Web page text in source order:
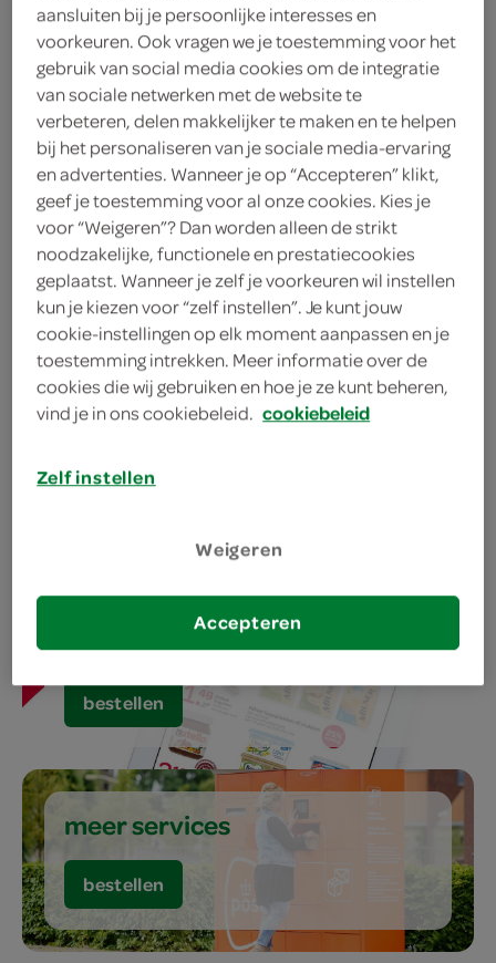
verse broodjes, wraps, snacks
& salades
bestellen
pizza's
bestellen
aanbiedingen
bestellen
meer services
bestellen
aansluiten bij je persoonlijke interesses en
voorkeuren. Ook vragen we je toestemming voor het
gebruik van social media cookies om de integratie
van sociale netwerken met de website te
verbeteren, delen makkelijker te maken en te helpen
bij het personaliseren van je sociale media-ervaring
en advertenties. Wanneer je op “Accepteren” klikt,
geef je toestemming voor al onze cookies. Kies je
voor “Weigeren”? Dan worden alleen de strikt
noodzakelijke, functionele en prestatiecookies
geplaatst. Wanneer je zelf je voorkeuren wil instellen
kun je kiezen voor “zelf instellen”. Je kunt jouw
cookie-instellingen op elk moment aanpassen en je
toestemming intrekken. Meer informatie over de
cookies die wij gebruiken en hoe je ze kunt beheren,
vind je in ons cookiebeleid. cookiebeleid
Zelf instellen
Weigeren
Accepteren